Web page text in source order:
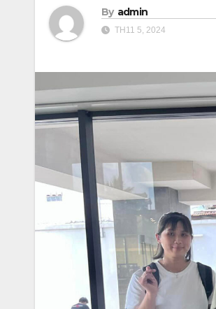
By admin
TH11 5, 2024